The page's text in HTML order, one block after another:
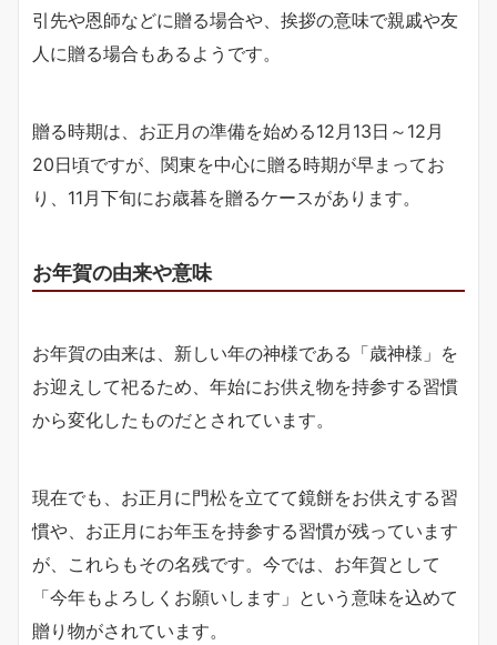
引先や恩師などに贈る場合や、挨拶の意味で親戚や友
人に贈る場合もあるようです。
贈る時期は、お正月の準備を始める12月13日～12月
20日頃ですが、関東を中心に贈る時期が早まってお
り、11月下旬にお歳暮を贈るケースがあります。
お年賀の由来や意味
お年賀の由来は、新しい年の神様である「歳神様」を
お迎えして祀るため、年始にお供え物を持参する習慣
から変化したものだとされています。
現在でも、お正月に門松を立てて鏡餅をお供えする習
慣や、お正月にお年玉を持参する習慣が残っています
が、これらもその名残です。今では、お年賀として
「今年もよろしくお願いします」という意味を込めて
贈り物がされています。